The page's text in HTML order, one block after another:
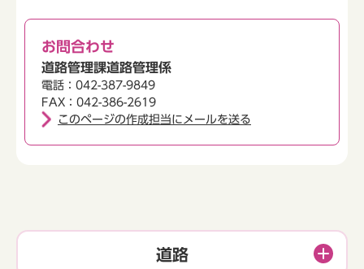
お問合わせ
道路管理課道路管理係
電話：042-387-9849
FAX：042-386-2619
このページの作成担当にメールを送る
道路